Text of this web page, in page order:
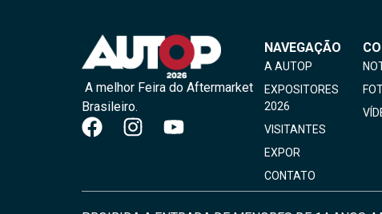
A melhor Feira do Aftermarket
Brasileiro.
NAVEGAÇÃO
A AUTOP
EXPOSITORES
2026
VISITANTES
EXPOR
CONTATO